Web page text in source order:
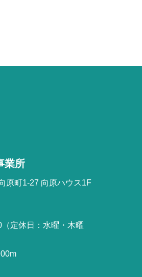
業所
原町1-27 向原ハウス1F
定休日：水曜・木曜